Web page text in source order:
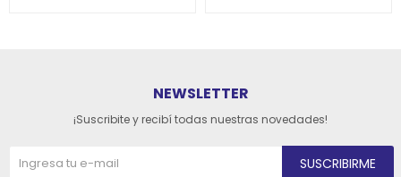
NEWSLETTER
¡Suscribite y recibí todas nuestras novedades!
SUSCRIBIRME